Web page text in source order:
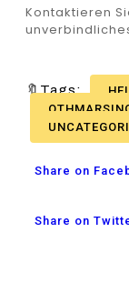
Kontaktieren
🔖Tags:
Share on
Share on